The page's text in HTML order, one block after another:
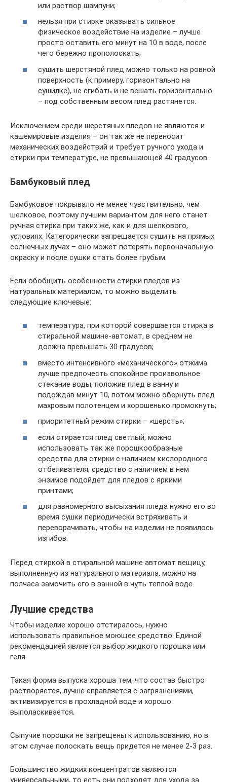
или раствор шампуни;
нельзя при стирке оказывать сильное
физическое воздействие на изделие – лучше
просто оставить его минут на 10 в воде, после
чего бережно прополоскать;
сушить шерстяной плед можно только на ровной
поверхность (к примеру, горизонтально на
сушилке), не сгибать и не вешать горизонтально
– под собственным весом плед растянется.
Исключением среди шерстяных пледов не являются и
кашемировые изделия – он так же не переносит
механических воздействий и требует ручного ухода и
стирки при температуре, не превышающей 40 градусов.
Бамбуковый плед
Бамбуковое покрывало не менее чувствительно, чем
шелковое, поэтому лучшим вариантом для него станет
ручная стирка при таких же, как и для шелкового,
условиях. Категорически запрещается сушить на прямых
солнечных лучах – оно может потерять первоначальную
окраску и после сушки стать более грубым.
Если обобщить особенности стирки пледов из
натуральных материалом, то можно выделить
следующие ключевые:
температура, при которой совершается стирка в
стиральной машине-автомат, в среднем не
должна превышать 30 градусов;
вместо интенсивного «механического» отжима
лучше предпочесть спокойное произвольное
стекание воды, положив плед в ванну и
подождав минут 10, потом можно обернуть плед
махровым полотенцем и хорошенько промокнуть;
приоритетный режим стирки – «шерсть»;
если стирается плед светлый, можно
использовать так же порошкообразные
средства для стирки с наличием кислородного
отбеливателя; средство с наличием в нем
энзимов подойдет для пледов с яркими
принтами;
для равномерного высыхания пледа нужно его во
время сушки периодически встряхивать и
переворачивать, чтобы на изделии не появилось
изгибов.
Перед стиркой в стиральной машине автомат вещицу,
выполненную из натурального материала, можно на
полчаса замочить его в ванной в чуть теплой воде.
Лучшие средства
Чтобы изделие хорошо отстиралось, нужно
использовать правильное моющее средство. Единой
рекомендацией является выбор жидкого порошка или
геля.
Такая форма выпуска хороша тем, что состав быстро
растворяется, лучше справляется с загрязнениями,
активизируется в прохладной воде и хорошо
выполаскивается.
Сыпучие порошки не запрещены к использованию, но в
этом случае полоскать вещь придется не менее 2-3 раз.
Большинство жидких концентратов являются
универсальными, то есть они подходят для ухода за